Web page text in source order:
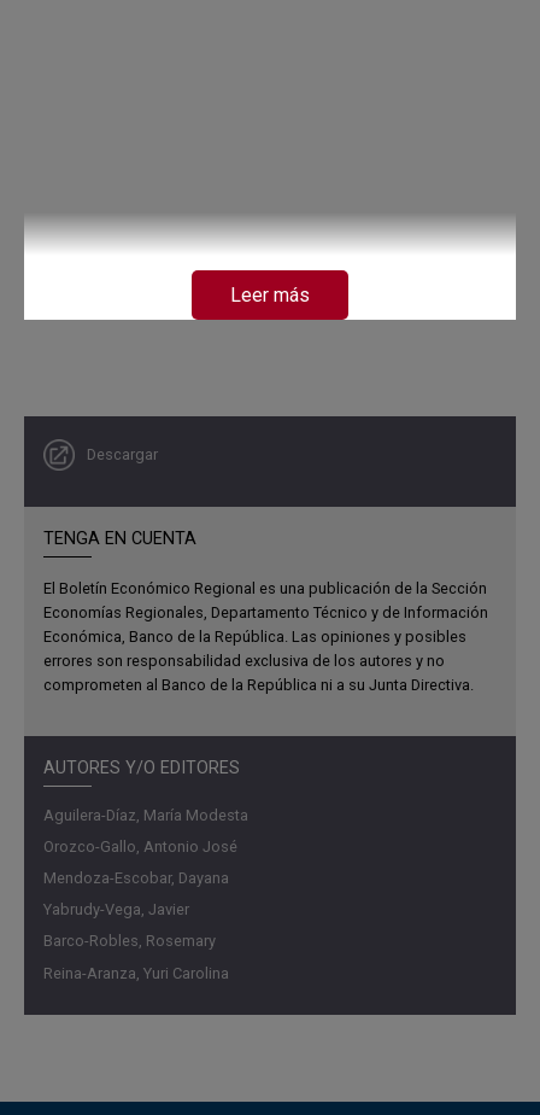
Descargar
TENGA EN CUENTA
El Boletín Económico Regional es una publicación de la Sección
Economías Regionales, Departamento Técnico y de Información
Económica, Banco de la República. Las opiniones y posibles
errores son responsabilidad exclusiva de los autores y no
comprometen al Banco de la República ni a su Junta Directiva.
AUTORES Y/O EDITORES
Aguilera-Díaz, María Modesta
Orozco-Gallo, Antonio José
Mendoza-Escobar, Dayana
Yabrudy-Vega, Javier
Barco-Robles, Rosemary
Reina-Aranza, Yuri Carolina
Leer más